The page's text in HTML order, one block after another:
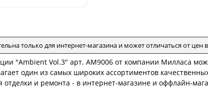
только для интернет-магазина и может отличаться от цен
"Ambient Vol.3" арт. AM9006 от компании Милласа
один из самых широких ассортиментов
отделки и ремонта - в интернет-магазине и оффлайн-